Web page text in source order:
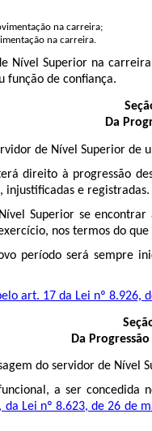
na carreira;
na carreira.
Nível Superior na
função de confiança.
Da
de Nível Superior
direito à progressão
injustificadas e registradas.
Superior se
nos termos do
período será sempre
art. 17 da Lei nº 8.926,
Da
do servidor de
a ser concedida
da Lei nº 8.623, de 26 de